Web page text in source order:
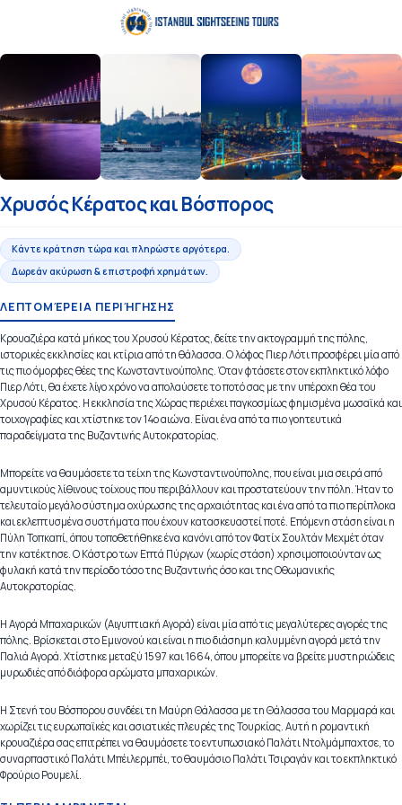
Χρυσός Κέρατος και Βόσπορος
Κάντε κράτηση τώρα και πληρώστε αργότερα.
Δωρεάν ακύρωση & επιστροφή χρημάτων.
ΛΕΠΤΟΜΈΡΕΙΑ ΠΕΡΙΉΓΗΣΗΣ
Κρουαζιέρα κατά μήκος του Χρυσού Κέρατος, δείτε την ακτογραμμή της πόλης,
ιστορικές εκκλησίες και κτίρια από τη θάλασσα. Ο λόφος Πιερ Λότι προσφέρει μία από
τις πιο όμορφες θέες της Κωνσταντινούπολης. Όταν φτάσετε στον εκπληκτικό λόφο
Πιερ Λότι, θα έχετε λίγο χρόνο να απολαύσετε το ποτό σας με την υπέροχη θέα του
Χρυσού Κέρατος. Η εκκλησία της Χώρας περιέχει παγκοσμίως φημισμένα μωσαϊκά και
τοιχογραφίες και χτίστηκε τον 14ο αιώνα. Είναι ένα από τα πιο γοητευτικά
παραδείγματα της Βυζαντινής Αυτοκρατορίας.
Μπορείτε να θαυμάσετε τα τείχη της Κωνσταντινούπολης, που είναι μια σειρά από
αμυντικούς λίθινους τοίχους που περιβάλλουν και προστατεύουν την πόλη. Ήταν το
τελευταίο μεγάλο σύστημα οχύρωσης της αρχαιότητας και ένα από τα πιο περίπλοκα
και εκλεπτυσμένα συστήματα που έχουν κατασκευαστεί ποτέ. Επόμενη στάση είναι η
Πύλη Τοπκαπί, όπου τοποθετήθηκε ένα κανόνι από τον Φατίχ Σουλτάν Μεχμέτ όταν
την κατέκτησε. Ο Κάστρο των Επτά Πύργων (χωρίς στάση) χρησιμοποιούνταν ως
φυλακή κατά την περίοδο τόσο της Βυζαντινής όσο και της Οθωμανικής
Αυτοκρατορίας.
Η Αγορά Μπαχαρικών (Αιγυπτιακή Αγορά) είναι μία από τις μεγαλύτερες αγορές της
πόλης. Βρίσκεται στο Εμινονού και είναι η πιο διάσημη καλυμμένη αγορά μετά την
Παλιά Αγορά. Χτίστηκε μεταξύ 1597 και 1664, όπου μπορείτε να βρείτε μυστηριώδεις
μυρωδιές από διάφορα αρώματα μπαχαρικών.
Η Στενή του Βόσπορου συνδέει τη Μαύρη Θάλασσα με τη Θάλασσα του Μαρμαρά και
χωρίζει τις ευρωπαϊκές και ασιατικές πλευρές της Τουρκίας. Αυτή η ρομαντική
κρουαζιέρα σας επιτρέπει να θαυμάσετε το εντυπωσιακό Παλάτι Ντολμάμπαχτσε, το
συναρπαστικό Παλάτι Μπέιλερμπέι, το θαυμάσιο Παλάτι Τσιραγάν και το εκπληκτικό
Φρούριο Ρουμελί.